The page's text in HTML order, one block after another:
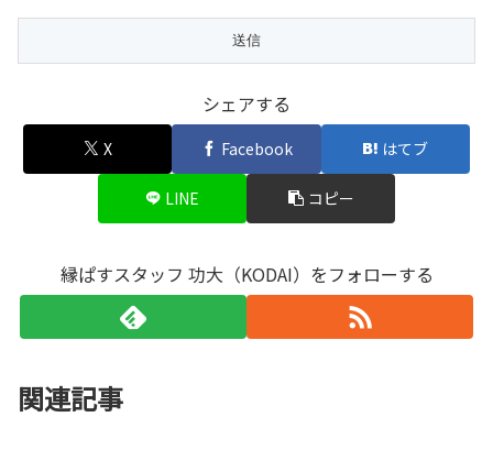
シェアする
X Facebook はてブ
LINE コピー
縁ぱすスタッフ 功大（KODAI）をフォローする
関連記事